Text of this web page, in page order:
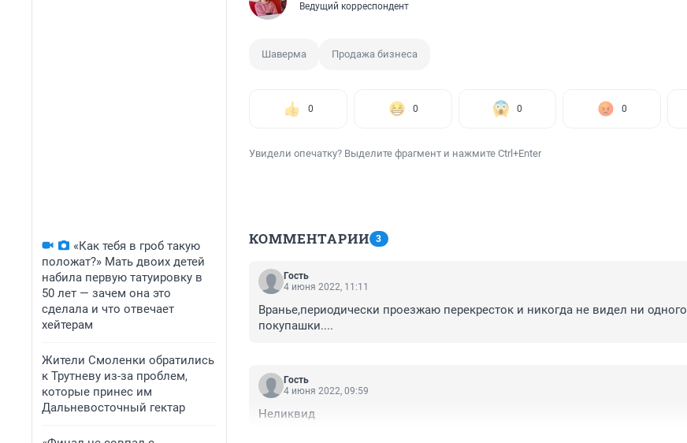
«Как тебя в гроб такую
положат?» Мать двоих детей
набила первую татуировку в
50 лет — зачем она это
сделала и что отвечает
хейтерам
Жители Смоленки обратились
к Трутневу из-за проблем,
которые принес им
Дальневосточный гектар
Ведущий корреспондент
Шаверма Продажа бизнеса
0 0 0 0
Увидели опечатку? Выделите фрагмент и нажмите Ctrl+Enter
КОММЕНТАРИИ 3
Гость
4 июня 2022, 11:11
Вранье,периодически проезжаю перекресток и никогда не видел ни одного
покупашки....
Гость
4 июня 2022, 09:59
Неликвид